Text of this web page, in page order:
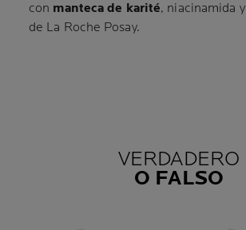
con manteca de karité, niacinamida
de La Roche Posay.
VERDADERO
O FALSO